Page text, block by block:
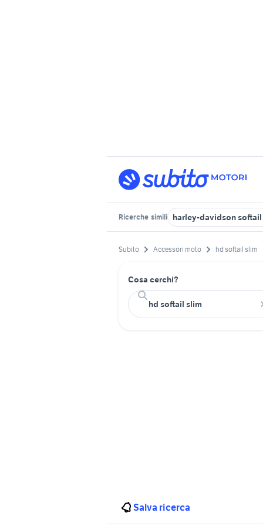
Ricerche simili harley-davidson
Subito Accessori moto hd softail slim
Cosa cerchi?
Salva ricerca